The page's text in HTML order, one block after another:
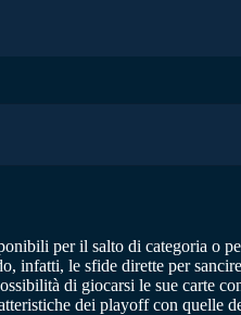
per il salto di categoria o
infatti, le sfide dirette per
di giocarsi le sue carte
dei playoff con quelle